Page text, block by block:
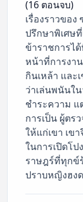
(16 ตอนจบ)
เรื่องราวขอ
ปรึกษาพิเศษ
ข้าราชการไ
หน้าที่การงา
กินเหล้า และ
ว่าเล่นพนันใ
ชำระความ
การเป็น ผู้ตร
ให้แก่เขา เข
ในการเปิดโ
ราษฎร์ที่ทุกข์
ปราบหญิงฮง